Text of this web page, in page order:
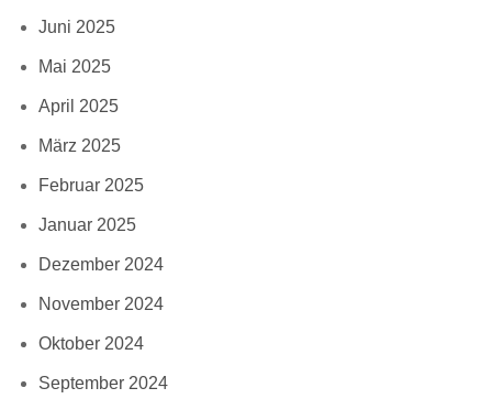
Juni 2025
Mai 2025
April 2025
März 2025
Februar 2025
Januar 2025
Dezember 2024
November 2024
Oktober 2024
September 2024